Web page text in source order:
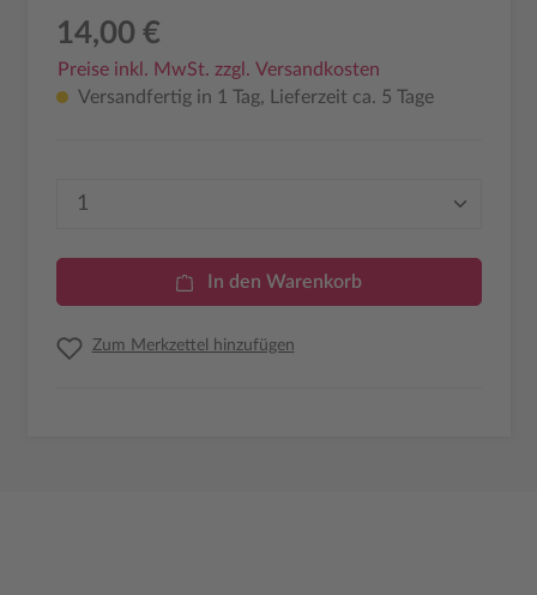
14,00 €
Preise inkl. MwSt. zzgl. Versandkosten
Versandfertig in 1 Tag, Lieferzeit ca. 5 Tage
Produkt Anzahl: Gib den gewünschten
In den Warenkorb
Zum Merkzettel hinzufügen